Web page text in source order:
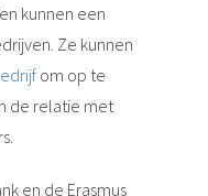
kunnen een
Ze kunnen
om op te
de relatie met
en de Erasmus